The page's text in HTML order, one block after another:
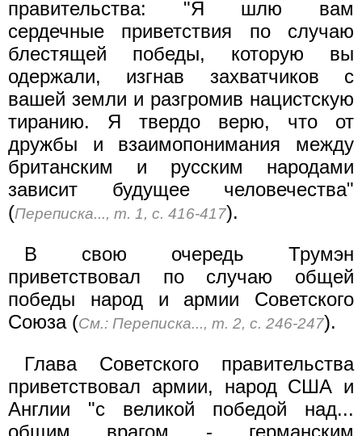
правительства: "Я шлю вам
сердечные приветствия по случаю
блестящей победы, которую вы
одержали, изгнав захватчиков с
вашей земли и разгромив нацистскую
тиранию. Я твердо верю, что от
дружбы и взаимопонимания между
британским и русским народами
зависит будущее человечества"
(Переписка..., т. 1, с. 416-417).
В свою очередь Трумэн
приветствовал по случаю общей
победы народ и армии Советского
Союза (См.: Переписка..., т. 2, с. 246-247).
Глава Советского правительства
приветствовал армии, народ США и
Англии "с великой победой над...
общим врагом - германским